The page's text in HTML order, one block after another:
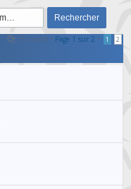
55 sujets • Page 1 sur 2 • 1 2